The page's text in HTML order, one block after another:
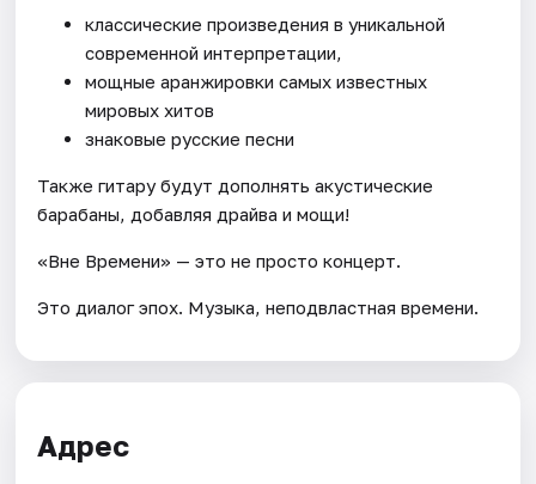
классические произведения в уникальной
современной интерпретации,
мощные аранжировки самых известных
мировых хитов
знаковые русские песни
Также гитару будут дополнять акустические
барабаны, добавляя драйва и мощи!
«Вне Времени» — это не просто концерт.
Это диалог эпох. Музыка, неподвластная времени.
Адрес